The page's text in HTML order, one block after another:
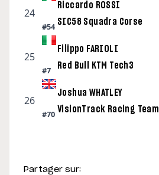
24
#54
Riccardo ROSSI
SIC58 Squadra Corse
25
#7
Filippo FARIOLI
Red Bull KTM Tech3
26
#70
Joshua WHATLEY
VisionTrack Racing Team
Partager sur: